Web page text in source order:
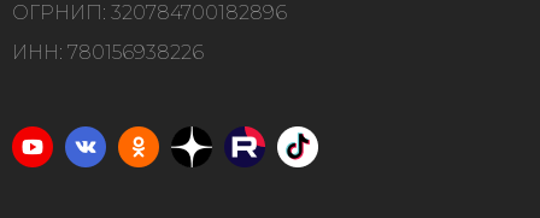
ОГРНИП: 320784700182896
ИНН: 780156938226